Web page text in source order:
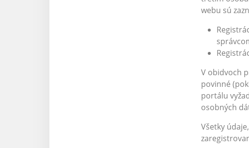
webu sú
V obidvoch
povinné
portálu
osobných
Všetky